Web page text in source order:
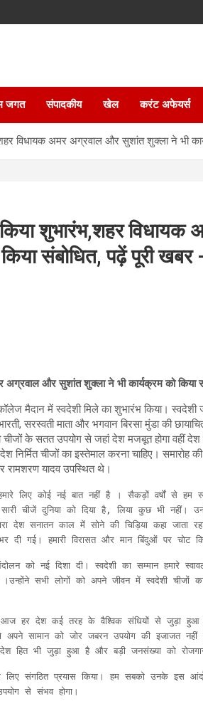
जगत संपादकीय खेल करंट अफेयर्स
विधायक अमर अग्रवाल और सुशांत शुक्ला ने भी
शुभारंभ,शहर विधायक
संबोधित, पढ़ें पूरी
और सुशांत शुक्ला ने भी कार्यक्रम को किया
मैदान में स्वदेशी मिले का शुभारंभ किया।
सरस्वती माता और भगवान बिरसा मुंडा की
के सतत उपयोग से जहां देश मजबूत होगा वहीं देश
निर्मित चीजों का इस्तेमाल करना चाहिए। समारोह
रामशरण यादव उपस्थित थे।
लिए कोई नई बात नहीं है । सैकड़ों वर्षों से हम
चीजें दुनिया को दिया है, लिया कुछ भी नहीं।
देश सनातन काल में सोने की चिड़िया कहा जाता
गई। हमारी विरासत और मान बिंदुओं पर चोट
को नई दिशा दी। स्वदेशी का सम्मान हमारे
सभी लोगों को अपने जीवन में स्वदेशी चीजों
आज हर देश कई तरह के वैश्विक संधियों से जुड़ा
सामान को जोर जबरन उपयोग की इजाजत
हित भी जुड़ा हुआ है और बड़ी जनसंख्या को
संगठित प्रयास किया। हम सबको उनके इस
से संभव होगा।